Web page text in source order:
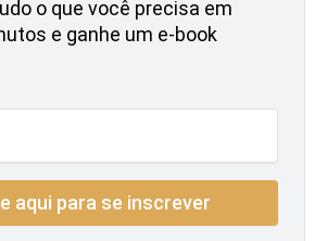
o que você precisa em
e ganhe um e-book